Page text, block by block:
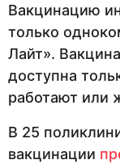
Вакцинацию
только
Лайт».
доступна
работают или
В 25
вакцинации